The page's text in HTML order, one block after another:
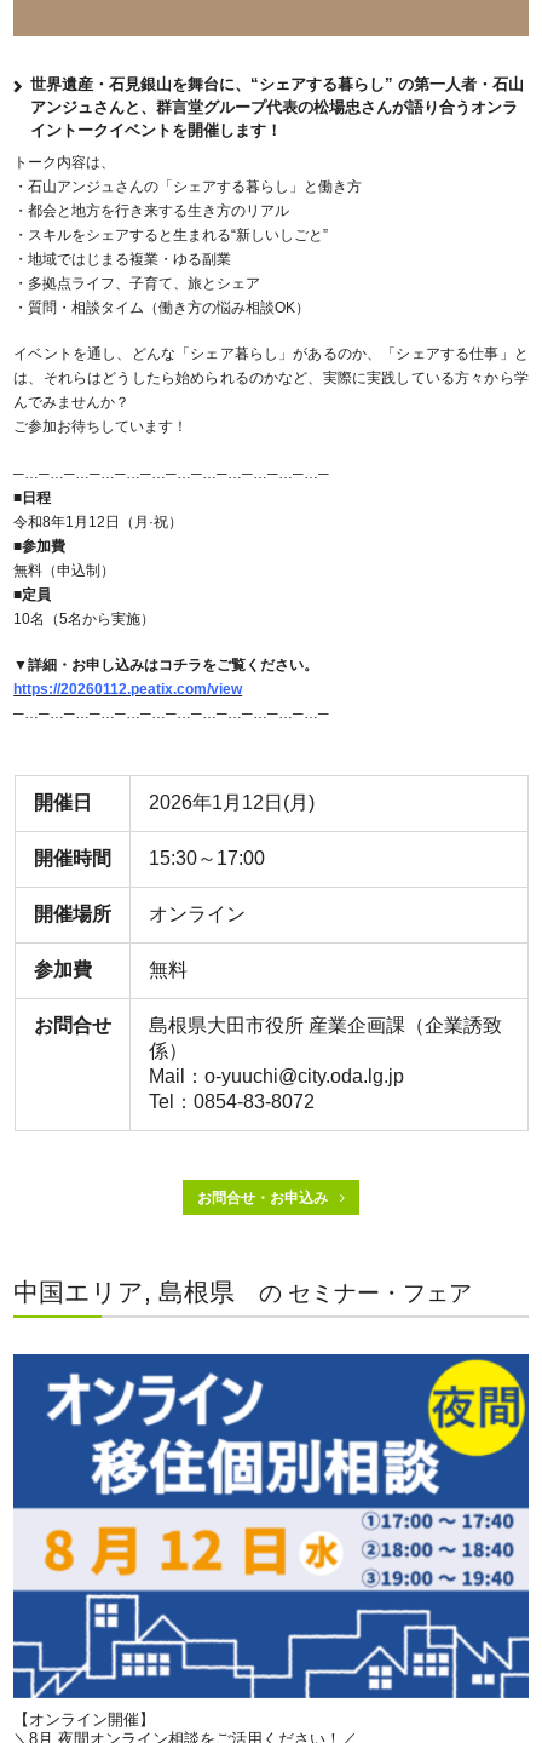
世界遺産・石見銀山を舞台に、“シェアする暮らし” の第一人者・石山
アンジュさんと、群言堂グループ代表の松場忠さんが語り合うオンラ
イントークイベントを開催します！
トーク内容は、
・石山アンジュさんの「シェアする暮らし」と働き方
・都会と地方を行き来する生き方のリアル
・スキルをシェアすると生まれる“新しいしごと”
・地域ではじまる複業・ゆる副業
・多拠点ライフ、子育て、旅とシェア
・質問・相談タイム（働き方の悩み相談OK）
イベントを通し、どんな「シェア暮らし」があるのか、「シェアする仕事」と
は、それらはどうしたら始められるのかなど、実際に実践している方々から学
んでみませんか？
ご参加お待ちしています！
─…─…─…─…─…─…─…─…─…─…─…─…─
■日程
令和8年1月12日（月·祝）
■参加費
無料（申込制）
■定員
10名（5名から実施）
▼詳細・お申し込みはコチラをご覧ください。
https://20260112.peatix.com/view
─…─…─…─…─…─…─…─…─…─…─…─…─
開催日 2026年1月12日(月)
開催時間 15:30～17:00
開催場所 オンライン
参加費 無料
お問合せ
島根県大田市役所 産業企画課（企業誘致
係）
Mail：o-yuuchi@city.oda.lg.jp
Tel：0854-83-8072
お問合せ・お申込み
中国エリア, 島根県 の セミナー・フェア
【オンライン開催】
＼8月 夜間オンライン相談をご活用ください！／